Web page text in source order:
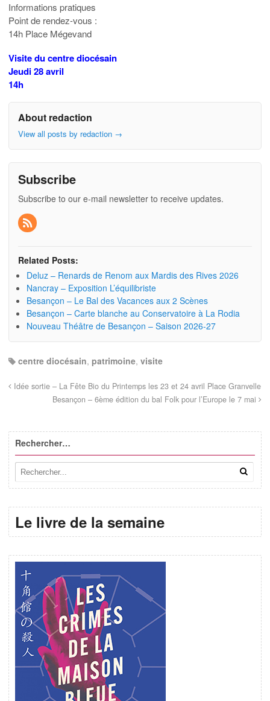
Informations pratiques
Point de rendez-vous :
14h Place Mégevand
Visite du centre diocésain
Jeudi 28 avril
14h
About redaction
View all posts by redaction →
Subscribe
Subscribe to our e-mail newsletter to receive updates.
Related Posts:
Deluz – Renards de Renom aux Mardis des Rives 2026
Nancray – Exposition L’équilibriste
Besançon – Le Bal des Vacances aux 2 Scènes
Besançon – Carte blanche au Conservatoire à La Rodia
Nouveau Théâtre de Besançon – Saison 2026-27
centre diocésain, patrimoine, visite
Idée sortie – La Fête Bio du Printemps les 23 et 24 avril Place Granvelle
Besançon – 6ème édition du bal Folk pour l’Europe le 7 mai
Rechercher…
Le livre de la semaine